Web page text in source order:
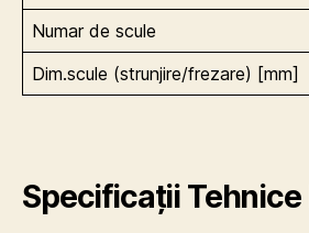
Numar de scule
Dim.scule (strunjire/frezare) [mm]
Specificații Tehnice